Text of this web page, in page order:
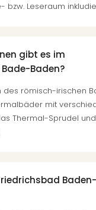
bzw. Leseraum
gibt es im
Baden?
des römisch-irischen
mit
Thermal-Sprudel